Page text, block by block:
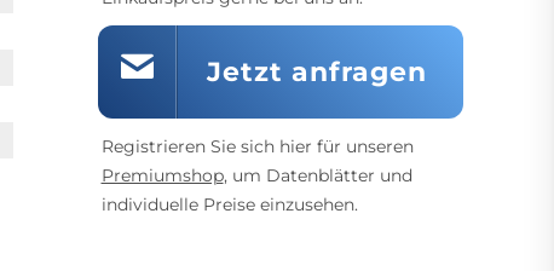
Jetzt anfragen
Registrieren Sie sich hier für unseren
Premiumshop, um Datenblätter und
individuelle Preise einzusehen.